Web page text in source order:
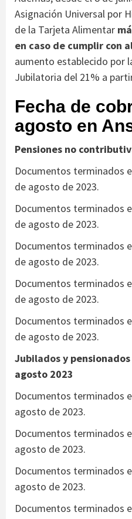
Asignación Universal por
de la Tarjeta Alimentar
en caso de cumplir con
aumento establecido por
Jubilatoria del 21% a
Fecha de
agosto en
Pensiones no
Documentos terminados
de agosto de 2023.
Documentos terminados
de agosto de 2023.
Documentos terminados
de agosto de 2023.
Documentos terminados
de agosto de 2023.
Documentos terminados
de agosto de 2023.
Jubiladosy
agosto 2023
Documentos terminados
agosto de 2023.
Documentos terminados
agosto de 2023.
Documentos terminados
agosto de 2023.
Documentos terminados